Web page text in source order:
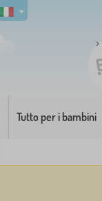
Tutto per i bambini